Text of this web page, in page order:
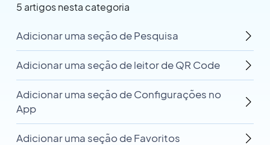
5 artigos nesta categoria
Adicionar uma seção de Pesquisa
Adicionar uma seção de leitor de QR Code
Adicionar uma seção de Configurações no
App
Adicionar uma seção de Favoritos